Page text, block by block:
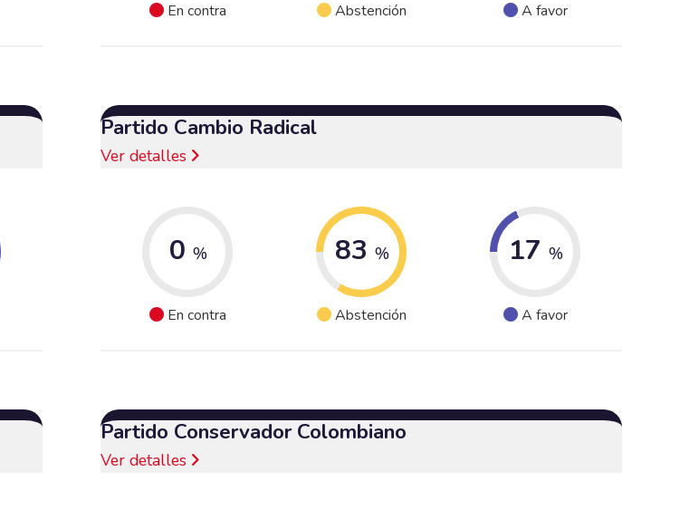
En contra Abstención A favor
Partido Cambio Radical
Ver detalles
0 %
En contra
83 %
Abstención
17 %
A favor
Partido Conservador Colombiano
Ver detalles